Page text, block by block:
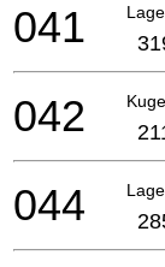
041
042
044